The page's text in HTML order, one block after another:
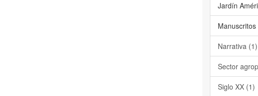
Jardín
Narrativa (1)
Sector
Siglo XX (1)